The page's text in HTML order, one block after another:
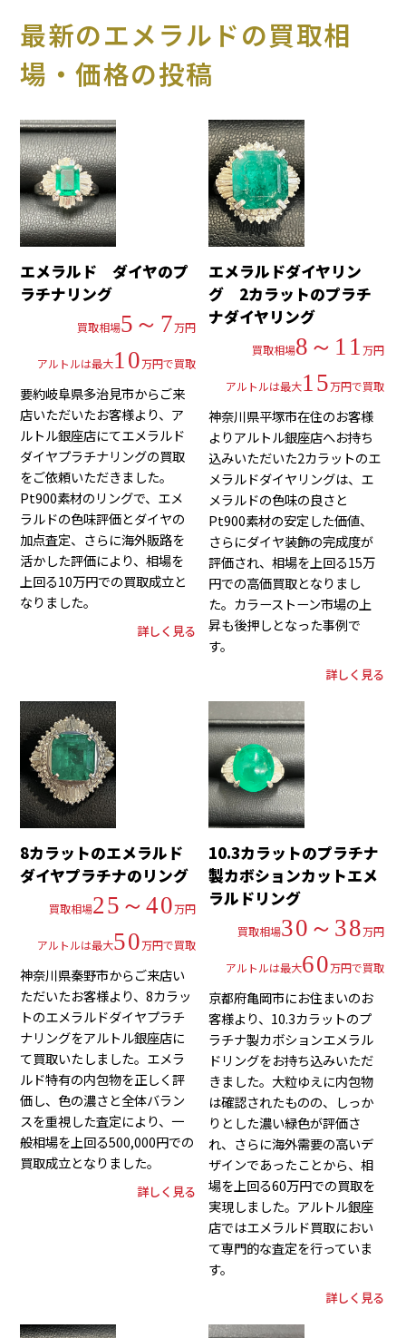
最新のエメラルドの買取相
場・価格の投稿
エメラルド ダイヤのプ
ラチナリング
買取相場5～7万円
アルトルは最大10万円で買取
要約岐阜県多治見市からご来
店いただいたお客様より、ア
ルトル銀座店にてエメラルド
ダイヤプラチナリングの買取
をご依頼いただきました。
Pt900素材のリングで、エメ
ラルドの色味評価とダイヤの
加点査定、さらに海外販路を
活かした評価により、相場を
上回る10万円での買取成立と
なりました。
詳しく見る
エメラルドダイヤリン
グ 2カラットのプラチ
ナダイヤリング
買取相場8～11 万円
アルトルは最大15万円で買取
神奈川県平塚市在住のお客様
よりアルトル銀座店へお持ち
込みいただいた2カラットのエ
メラルドダイヤリングは、エ
メラルドの色味の良さと
Pt900素材の安定した価値、
さらにダイヤ装飾の完成度が
評価され、相場を上回る15万
円での高価買取となりまし
た。カラーストーン市場の上
昇も後押しとなった事例で
す。
詳しく見る
8カラットのエメラルド
ダイヤプラチナのリング
買取相場25～40万円
アルトルは最大50万円で買取
神奈川県秦野市からご来店い
ただいたお客様より、8カラッ
トのエメラルドダイヤプラチ
ナリングをアルトル銀座店に
て買取いたしました。エメラ
ルド特有の内包物を正しく評
価し、色の濃さと全体バラン
スを重視した査定により、一
般相場を上回る500,000円での
買取成立となりました。
詳しく見る
10.3カラットのプラチナ
製カボションカットエメ
ラルドリング
買取相場30～38万円
アルトルは最大60万円で買取
京都府亀岡市にお住まいのお
客様より、10.3カラットのプ
ラチナ製カボションエメラル
ドリングをお持ち込みいただ
きました。大粒ゆえに内包物
は確認されたものの、しっか
りとした濃い緑色が評価さ
れ、さらに海外需要の高いデ
ザインであったことから、相
場を上回る60万円での買取を
実現しました。アルトル銀座
店ではエメラルド買取におい
て専門的な査定を行っていま
す。
詳しく見る